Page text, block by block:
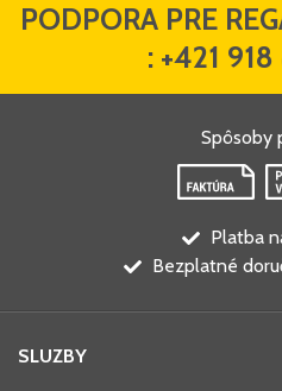
PODPORA PRE
: +421
Spôsoby
Platba
Bezplatné
SLUZBY